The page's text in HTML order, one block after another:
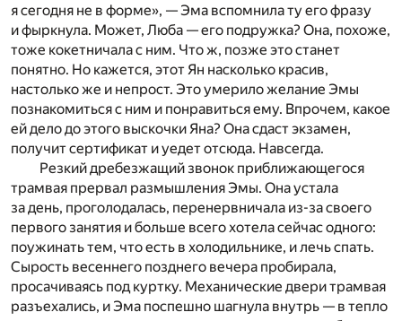
я сегодня не в форме», — Эма вспомнила ту его фразу
и фыркнула. Может, Люба — его подружка? Она, похоже,
тоже кокетничала с ним. Что ж, позже это станет
понятно. Но кажется, этот Ян насколько красив,
настолько же и непрост. Это умерило желание Эмы
познакомиться с ним и понравиться ему. Впрочем, какое
ей дело до этого выскочки Яна? Она сдаст экзамен,
получит сертификат и уедет отсюда. Навсегда.
Резкий дребезжащий звонок приближающегося
трамвая прервал размышления Эмы. Она устала
за день, проголодалась, перенервничала из-за своего
первого занятия и больше всего хотела сейчас одного:
поужинать тем, что есть в холодильнике, и лечь спать.
Сырость весеннего позднего вечера пробирала,
просачиваясь под куртку. Механические двери трамвая
разъехались, и Эма поспешно шагнула внутрь — в тепло